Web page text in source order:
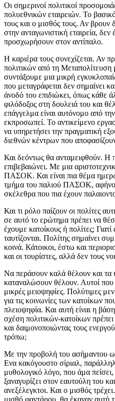
Οι σημερινοί πολιτικοί
πολυεθνικών εταιρειών. Το
τους και ο μισθός τους. Αν βρουν
στην ανταγωνιστική εταιρεία,
προσχωρήσουν στον αντίπαλο.
Η καριέρα τους συνεχίζεται. Αν
πολιτικών από τη Μεταπολίτευση
συντάξουμε μια μικρή
που μεταγράφεται δεν σημαίνει
άνοδό του επιδιώκει, όπως κάθε
φιλόδοξος στη δουλειά του και
επάγγελμα είναι αυτόνομο από
εκπροσωπεί. Το αντικείμενο
να υπηρετήσει την πραγματική
διεθνών κέντρων που
Και δεόντως θα ανταμειφθούν.
επιβεβαιώνει. Με μια
ΠΑΣΟΚ. Και είναι πια θέμα
τμήμα του παλιού ΠΑΣΟΚ,
σκέλεθρα που πια έχουν
Και τι ρόλο παίζουν οι πολίτες
σε αυτό το ερώτημα πρέπει να
έχουμε κατοίκους ή πολίτες; Γιατί
ταυτίζονται. Πολίτης σημαίνει
κοινά. Κάτοικοι, έστω και
και οι τουρίστες, αλλά δεν τους
Να περάσουν καλά θέλουν και τα
καταναλώσουν θέλουν. Αυτοί που
μικρές μειοψηφίες. Πολύτιμες
για τις κοινωνίες των κατοίκων
πλειοψηφία. Και αυτή είναι η
σχέση πολιτικών-κατοίκων
και δαιμονοποιώντας τους
τρόπω;
Με την προβολή του ασήμαντου
Ενα κακόγουστο σίριαλ,
μυθολογικό λόγο, που άμα
ξαναγυρίζει στον εαυτούλη του
ανεξέλεγκτοι. Και ο μισθός
μισθό φαντάρου, θα έκαναν αυτή